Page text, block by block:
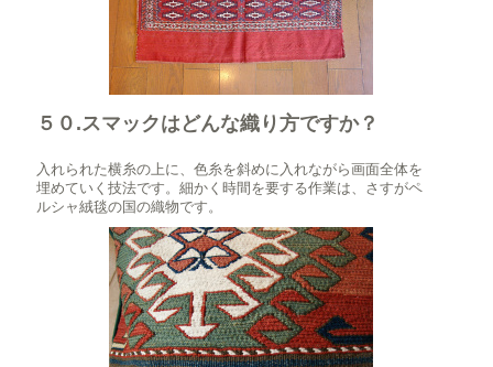
５０.スマックはどんな織り方ですか？
入れられた横糸の上に、色糸を斜めに入れながら画面全体を
埋めていく技法です。細かく時間を要する作業は、さすがペ
ルシャ絨毯の国の織物です。